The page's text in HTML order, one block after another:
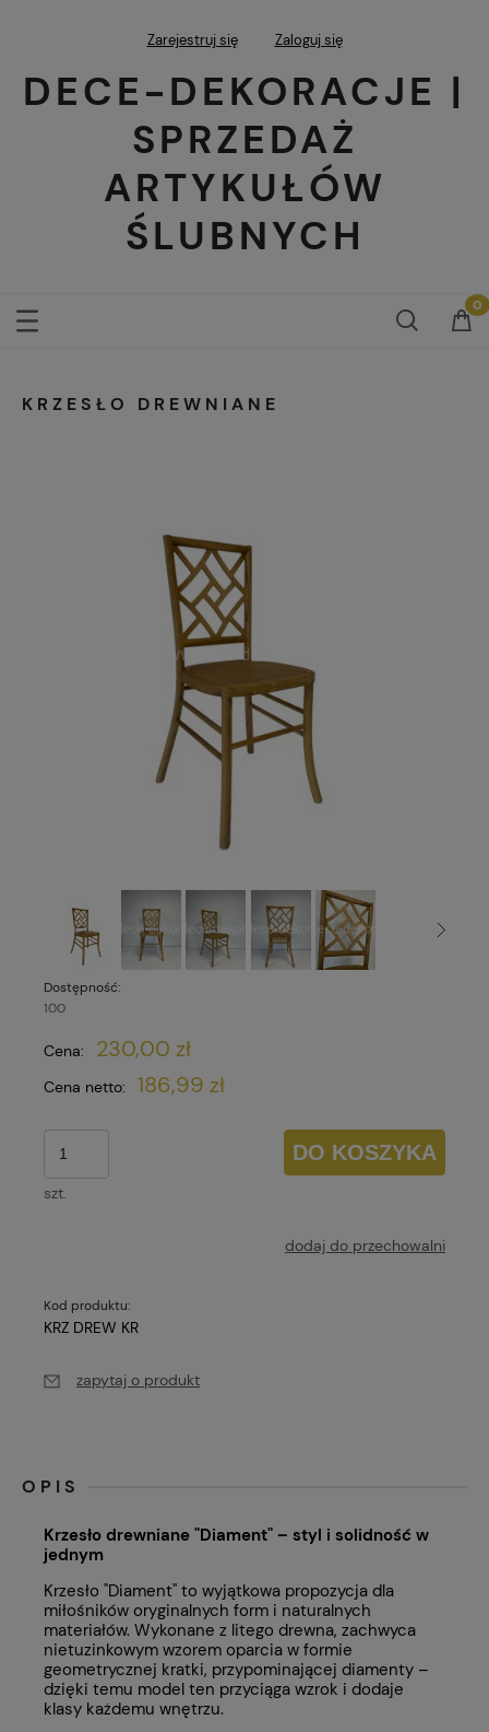
Zarejestruj się Zaloguj się
DECE-DEKORACJE |
SPRZEDAŻ
ARTYKUŁÓW
ŚLUBNYCH
KRZESŁO DREWNIANE
Dostępność:
100
Cena: 230,00 zł
Cena netto: 186,99 zł
szt.
DO KOSZYKA
dodaj do przechowalni
Kod produktu:
KRZ DREW KR
zapytaj o produkt
OPIS
Krzesło drewniane "Diament" – styl i solidność w
jednym
Krzesło "Diament" to wyjątkowa propozycja dla
miłośników oryginalnych form i naturalnych
materiałów. Wykonane z litego drewna, zachwyca
nietuzinkowym wzorem oparcia w formie
geometrycznej kratki, przypominającej diamenty –
dzięki temu model ten przyciąga wzrok i dodaje
klasy każdemu wnętrzu.